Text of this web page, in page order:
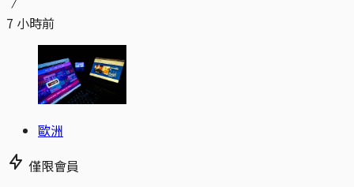
7 小時前
歐洲
僅限會員